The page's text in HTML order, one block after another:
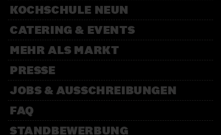
KOCHSCHULE NEUN
CATERING & EVENTS
MEHR ALS MARKT
PRESSE
JOBS & AUSSCHREIBUNGEN
FAQ
STANDBEWERBUNG